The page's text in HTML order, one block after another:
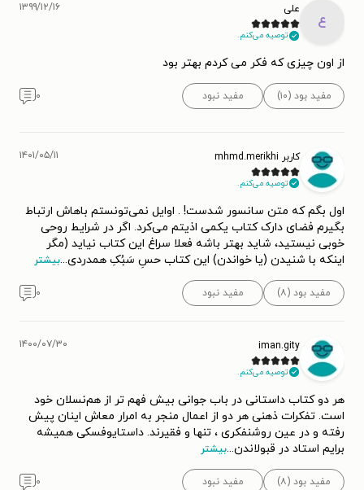
ع
علی
توصیه می‌کنم.
۱۳۹۹/۱۲/۱۶
از اون چیزی که فکر می کردم بهتر بود
مفید بود (۱۰) مفید نبود ۰
کاربر mhmd.merikhi
توصیه می‌کنم.
۱۴۰۱/۰۵/۱۱
اول بگم که متن سانسور شدست! . اوایل نمی‌تونستم باهاش ارتباط
بگیرم فضای دارک کتاب یکمی اذیتم می‌کرد. اگر در شرایط روحی
خوبی نیستید، شاید بهتر باشه فعلا سراغ این کتاب نیاید (مگر
اینکه با شنیدن (یا خواندن) این کتاب حسِ سَبُکِ همدردی...بیشتر
مفید بود (۸) مفید نبود ۰
iman.gity
توصیه می‌کنم.
۱۴۰۰/۰۷/۳۰
هر دو کتاب داستانی در باب جوانی بیش فهم تر از هم‌نسلان خود
است. تفکرات ذهنی هر دو از اعمال منجر به امرار معاش اینان پیش
رفته و در عین روشنفکری ، تنها و فقیرند. داستایوفسکی همیشه
برایم استاد در قبولاندن...بیشتر
مفید بود (۸) مفید نبود ۰